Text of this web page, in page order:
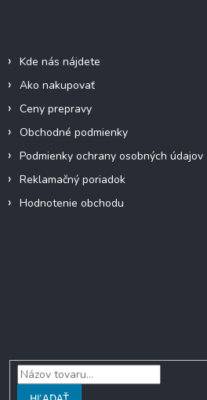
Kde nás nájdete
Ako nakupovať
Ceny prepravy
Obchodné podmienky
Podmienky ochrany osobných údajov
Reklamačný poriadok
Hodnotenie obchodu